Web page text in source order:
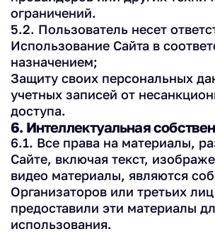
ограничений.
5.2. Пользователь несет
Использование Сайта в
назначением;
Защиту своих персональных
учетных записей от
доступа.
6. Интеллектуальная
6.1. Все права на материалы,
Сайте, включая текст,
видео материалы, являются
Организаторов или третьих
предоставили эти материалы
использования.